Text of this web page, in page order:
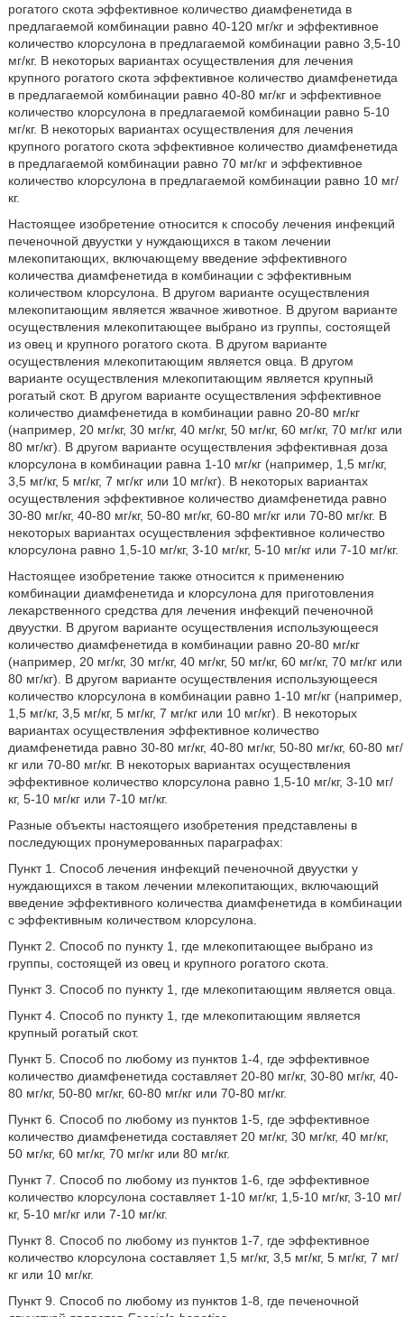
рогатого скота эффективное количество диамфенетида в
предлагаемой комбинации равно 40-120 мг/кг и эффективное
количество клорсулона в предлагаемой комбинации равно 3,5-10
мг/кг. В некоторых вариантах осуществления для лечения
крупного рогатого скота эффективное количество диамфенетида
в предлагаемой комбинации равно 40-80 мг/кг и эффективное
количество клорсулона в предлагаемой комбинации равно 5-10
мг/кг. В некоторых вариантах осуществления для лечения
крупного рогатого скота эффективное количество диамфенетида
в предлагаемой комбинации равно 70 мг/кг и эффективное
количество клорсулона в предлагаемой комбинации равно 10 мг/
кг.
Настоящее изобретение относится к способу лечения инфекций
печеночной двуустки у нуждающихся в таком лечении
млекопитающих, включающему введение эффективного
количества диамфенетида в комбинации с эффективным
количеством клорсулона. В другом варианте осуществления
млекопитающим является жвачное животное. В другом варианте
осуществления млекопитающее выбрано из группы, состоящей
из овец и крупного рогатого скота. В другом варианте
осуществления млекопитающим является овца. В другом
варианте осуществления млекопитающим является крупный
рогатый скот. В другом варианте осуществления эффективное
количество диамфенетида в комбинации равно 20-80 мг/кг
(например, 20 мг/кг, 30 мг/кг, 40 мг/кг, 50 мг/кг, 60 мг/кг, 70 мг/кг или
80 мг/кг). В другом варианте осуществления эффективная доза
клорсулона в комбинации равна 1-10 мг/кг (например, 1,5 мг/кг,
3,5 мг/кг, 5 мг/кг, 7 мг/кг или 10 мг/кг). В некоторых вариантах
осуществления эффективное количество диамфенетида равно
30-80 мг/кг, 40-80 мг/кг, 50-80 мг/кг, 60-80 мг/кг или 70-80 мг/кг. В
некоторых вариантах осуществления эффективное количество
клорсулона равно 1,5-10 мг/кг, 3-10 мг/кг, 5-10 мг/кг или 7-10 мг/кг.
Настоящее изобретение также относится к применению
комбинации диамфенетида и клорсулона для приготовления
лекарственного средства для лечения инфекций печеночной
двуустки. В другом варианте осуществления использующееся
количество диамфенетида в комбинации равно 20-80 мг/кг
(например, 20 мг/кг, 30 мг/кг, 40 мг/кг, 50 мг/кг, 60 мг/кг, 70 мг/кг или
80 мг/кг). В другом варианте осуществления использующееся
количество клорсулона в комбинации равно 1-10 мг/кг (например,
1,5 мг/кг, 3,5 мг/кг, 5 мг/кг, 7 мг/кг или 10 мг/кг). В некоторых
вариантах осуществления эффективное количество
диамфенетида равно 30-80 мг/кг, 40-80 мг/кг, 50-80 мг/кг, 60-80 мг/
кг или 70-80 мг/кг. В некоторых вариантах осуществления
эффективное количество клорсулона равно 1,5-10 мг/кг, 3-10 мг/
кг, 5-10 мг/кг или 7-10 мг/кг.
Разные объекты настоящего изобретения представлены в
последующих пронумерованных параграфах:
Пункт 1. Способ лечения инфекций печеночной двуустки у
нуждающихся в таком лечении млекопитающих, включающий
введение эффективного количества диамфенетида в комбинации
с эффективным количеством клорсулона.
Пункт 2. Способ по пункту 1, где млекопитающее выбрано из
группы, состоящей из овец и крупного рогатого скота.
Пункт 3. Способ по пункту 1, где млекопитающим является овца.
Пункт 4. Способ по пункту 1, где млекопитающим является
крупный рогатый скот.
Пункт 5. Способ по любому из пунктов 1-4, где эффективное
количество диамфенетида составляет 20-80 мг/кг, 30-80 мг/кг, 40-
80 мг/кг, 50-80 мг/кг, 60-80 мг/кг или 70-80 мг/кг.
Пункт 6. Способ по любому из пунктов 1-5, где эффективное
количество диамфенетида составляет 20 мг/кг, 30 мг/кг, 40 мг/кг,
50 мг/кг, 60 мг/кг, 70 мг/кг или 80 мг/кг.
Пункт 7. Способ по любому из пунктов 1-6, где эффективное
количество клорсулона составляет 1-10 мг/кг, 1,5-10 мг/кг, 3-10 мг/
кг, 5-10 мг/кг или 7-10 мг/кг.
Пункт 8. Способ по любому из пунктов 1-7, где эффективное
количество клорсулона составляет 1,5 мг/кг, 3,5 мг/кг, 5 мг/кг, 7 мг/
кг или 10 мг/кг.
Пункт 9. Способ по любому из пунктов 1-8, где печеночной